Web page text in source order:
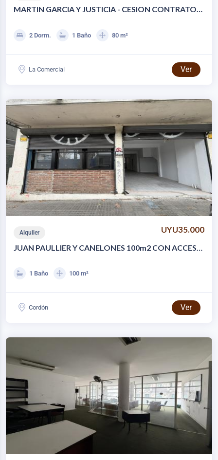
MARTIN GARCIA Y JUSTICIA - CESION CONTRATO
2 Dorm. 1 Baño 80 m²
La Comercial Ver
Alquiler UYU35.000
JUAN PAULLIER Y CANELONES 100m2 CON ACCESO
1 Baño 100 m²
Cordón Ver